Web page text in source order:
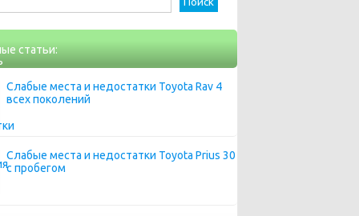
Найти:
статьи:
Слабые места и недостатки Toyota Rav 4
всех поколений
Слабые места и недостатки Toyota Prius 30
с пробегом